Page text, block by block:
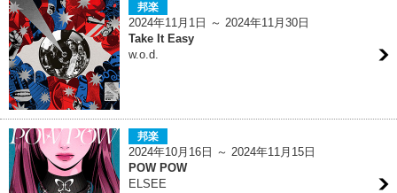
邦楽
2024年11月1日 ～ 2024年11月30日
Take It Easy
w.o.d.
邦楽
2024年10月16日 ～ 2024年11月15日
POW POW
ELSEE